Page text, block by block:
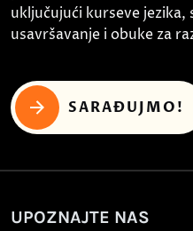
uključujući kurseve jezika,
usavršavanje i obuke za
SARAĐUJMO!
UPOZNAJTE NAS